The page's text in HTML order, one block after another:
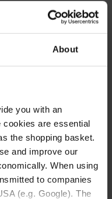
About
you with an
cookies are essential
the shopping basket.
and improve our
When using
to companies
(e.g. Google). The
diseñado para sacar
longevidad
realmente lo
los molinillos de
Pebble Grinder
comprometer los
Una molienda
experiencia de